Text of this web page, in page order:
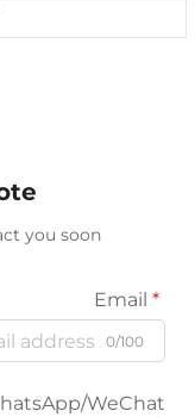
Quote
contact you soon.
Phone/WhatsApp/